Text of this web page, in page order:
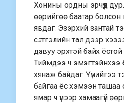
Хонины ордны эрчүүд
өөрийгөө баатар
явдаг. Эзэрхий зантай
сэтгэлийн тал дээр
давуу эрхтэй байх ёстой
Тиймдээ ч эмэгтэйнхээ
хянаж байдаг. Үүнийгээ
байгаа ёс хэмээн ташаа
ямар ч үнээр хамаагүй